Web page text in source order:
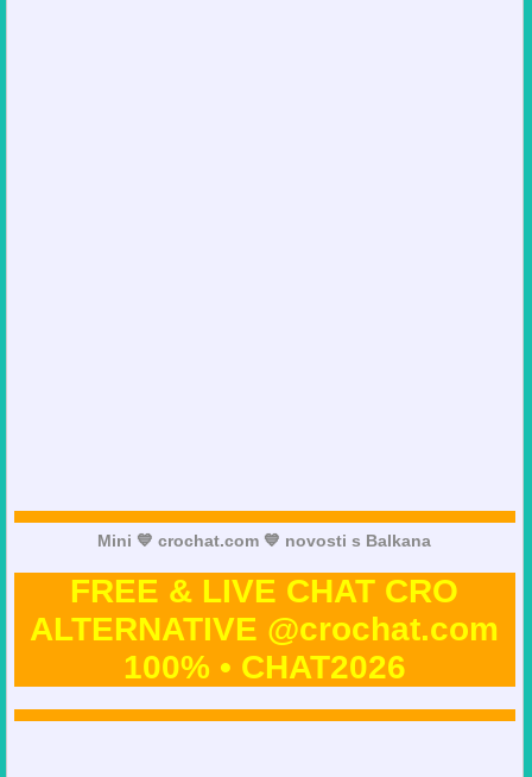
Mini 💙 crochat.com 💙 novosti s Balkana
FREE & LIVE CHAT CRO
ALTERNATIVE @crochat.com
100% • CHAT2026